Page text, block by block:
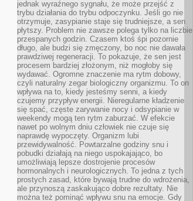
jednak wyraźnego sygnału, że może przejść z
trybu działania do trybu odpoczynku. Jeśli go nie
otrzymuje, zasypianie staje się trudniejsze, a sen
płytszy. Problem nie zawsze polega tylko na liczbie
przespanych godzin. Czasem ktoś śpi pozornie
długo, ale budzi się zmęczony, bo noc nie dawała
prawdziwej regeneracji. To pokazuje, że sen jest
procesem bardziej złożonym, niż mogłoby się
wydawać. Ogromne znaczenie ma rytm dobowy,
czyli naturalny zegar biologiczny organizmu. To on
wpływa na to, kiedy jesteśmy senni, a kiedy
czujemy przypływ energii. Nieregularne kładzenie
się spać, częste zarywanie nocy i odsypianie w
weekendy mogą ten rytm zaburzać. W efekcie
nawet po wolnym dniu człowiek nie czuje się
naprawdę wypoczęty. Organizm lubi
przewidywalność. Powtarzalne godziny snu i
pobudki działają na niego uspokajająco, bo
umożliwiają lepsze dostrojenie procesów
hormonalnych i neurologicznych. To jedna z tych
prostych zasad, które bywają trudne do wdrożenia,
ale przynoszą zaskakująco dobre rezultaty. Nie
można też pominąć wpływu snu na emocje. Gdy